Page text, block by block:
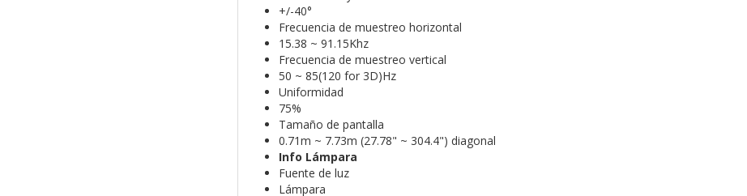
+/-40°
Frecuencia de muestreo horizontal
15.38 ~ 91.15Khz
Frecuencia de muestreo vertical
50 ~ 85(120 for 3D)Hz
Uniformidad
75%
Tamaño de pantalla
0.71m ~ 7.73m (27.78" ~ 304.4") diagonal
Info Lámpara
Fuente de luz
Lámpara